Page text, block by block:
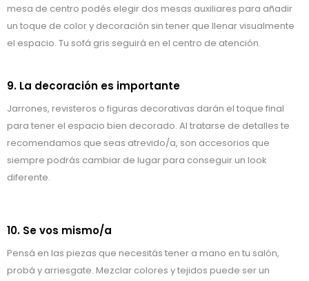
mesa de centro podés elegir dos mesas auxiliares para añadir
un toque de color y decoración sin tener que llenar visualmente
el espacio. Tu sofá gris seguirá en el centro de atención.
9. La decoración es importante
Jarrones, revisteros o figuras decorativas darán el toque final
para tener el espacio bien decorado. Al tratarse de detalles te
recomendamos que seas atrevido/a, son accesorios que
siempre podrás cambiar de lugar para conseguir un look
diferente.
10. Se vos mismo/a
Pensá en las piezas que necesitás tener a mano en tu salón,
probá y arriesgate. Mezclar colores y tejidos puede ser un